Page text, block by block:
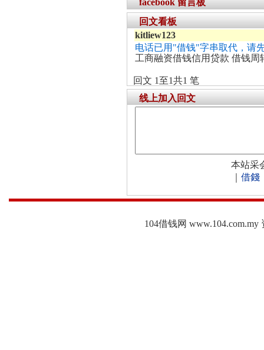
facebook 留言板
回文看板
kitliew123
电话已用"借钱"字串取代，请
工商融资借钱信用贷款 借钱
回文 1至1共1 笔
线上加入回文
本站采
借錢
104借钱网